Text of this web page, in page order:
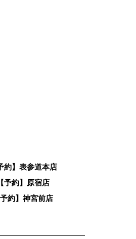
約】表参道本店
【予約】原宿店
予約】神宮前店